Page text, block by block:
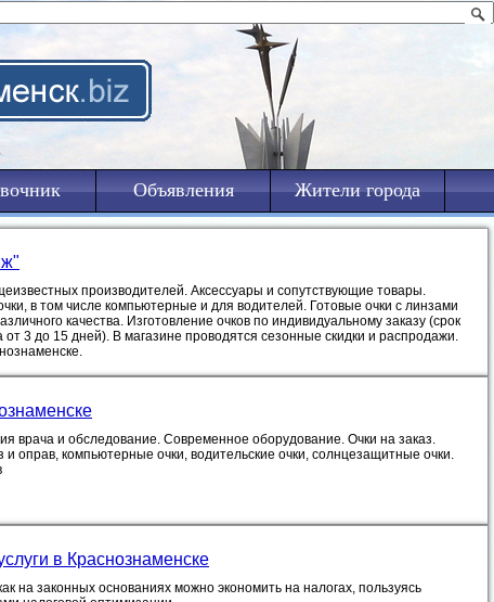
Объявления Жители города
производителей. Аксессуары и сопутствующие товары.
в том числе компьютерные и для водителей. Готовые очки с линзами
качества. Изготовление очков по индивидуальному заказу (срок
от 3 до 15 дней). В магазине проводятся сезонные скидки и распродажи.
врача и обследование. Современное оборудование. Очки на заказ.
оправ, компьютерные очки, водительские очки, солнцезащитные очки.
в Краснознаменске
на законных основаниях можно экономить на налогах, пользуясь